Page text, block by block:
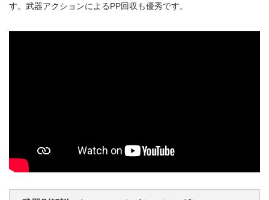
す。武器アクションによるPP回収も優秀です。